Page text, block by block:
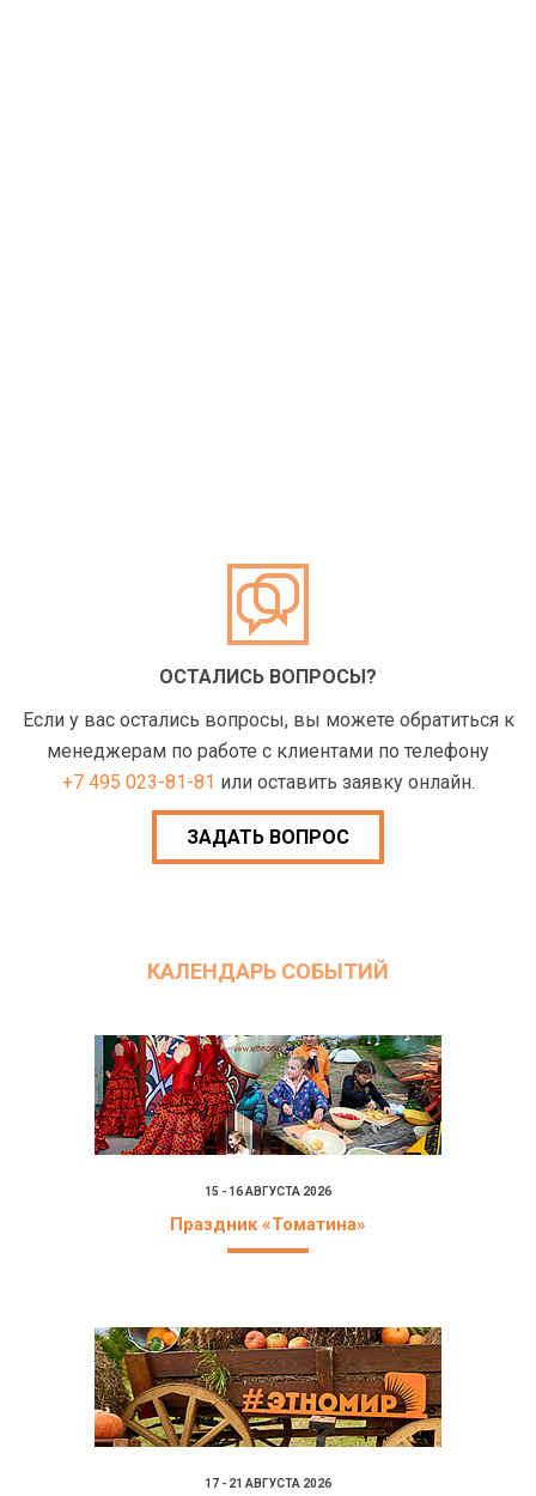
ОСТАЛИСЬ ВОПРОСЫ?
Если у вас остались вопросы, вы можете обратиться к
менеджерам по работе с клиентами по телефону
+7 495 023-81-81 или оставить заявку онлайн.
ЗАДАТЬ ВОПРОС
КАЛЕНДАРЬ СОБЫТИЙ
15 - 16 АВГУСТА 2026
Праздник «Томатина»
17 - 21 АВГУСТА 2026